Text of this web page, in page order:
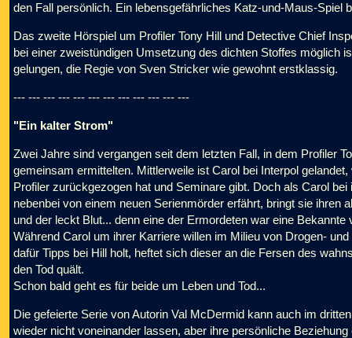
den Fall persönlich. Ein lebensgefährliches Katz-und-Maus-Spiel
Das zweite Hörspiel um Profiler Tony Hill und Detective Chief
bei einer zweistündigen Umsetzung des dichten Stoffes möglich
gelungen, die Regie von Sven Stricker wie gewohnt erstklassig.
--- --- --- --- --- --- --- --- --- --- --- ---
"Ein kalter Strom"
Zwei Jahre sind vergangen seit dem letzten Fall, in dem Profiler
gemeinsam ermittelten. Mittlerweile ist Carol bei Interpol
Profiler zurückgezogen hat und Seminare gibt. Doch als Carol
nebenbei von einem neuen Serienmörder erfährt, bringt sie ihren
und der leckt Blut... denn eine der Ermordeten war eine Bekannte
Während Carol um ihrer Karriere willen im Milieu von Drogen-
dafür Tipps bei Hill holt, heftet sich dieser an die Fersen des
den Tod quält.
Schon bald geht es für beide um Leben und Tod...
Die gefeierte Serie von Autorin Val McDermid kann auch im
wieder nicht voneinander lassen, aber ihre persönliche